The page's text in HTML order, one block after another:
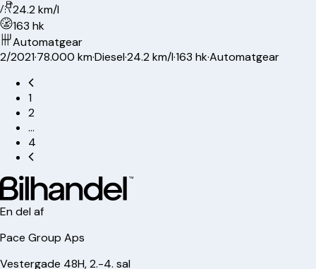
24.2 km/l
163 hk
Automatgear
2/2021·78.000 km·Diesel·24.2 km/l·163 hk·Automatgear
1
2
…
4
En del af
Pace Group Aps
Vestergade 48H, 2.-4. sal